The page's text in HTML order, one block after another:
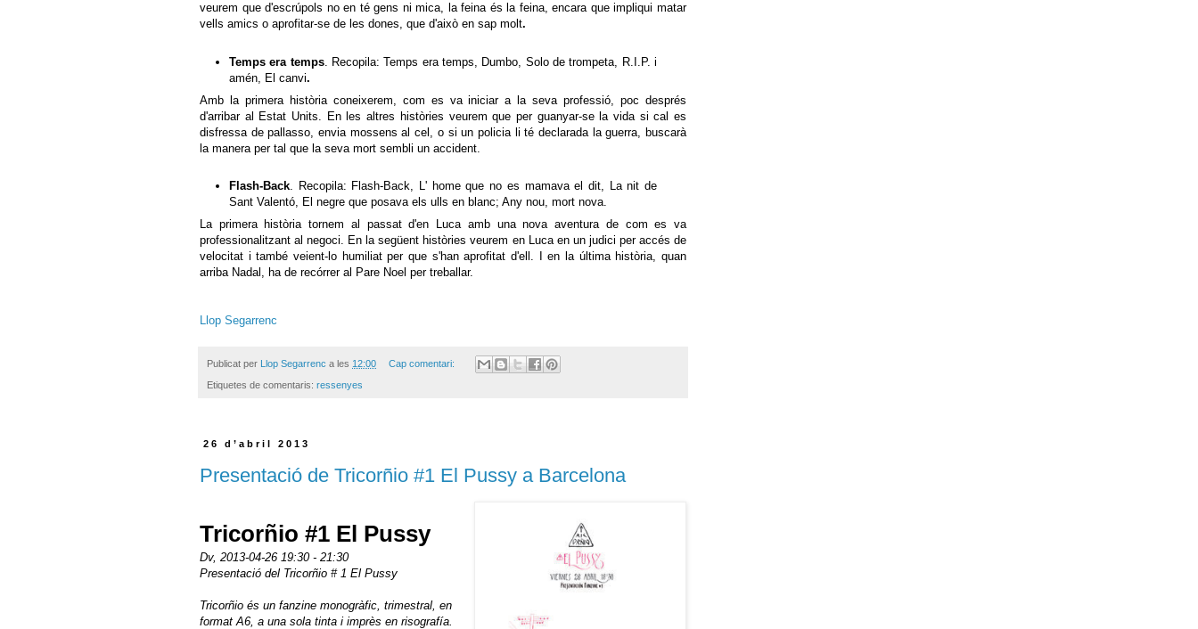
veurem que d'escrúpols no en té gens ni mica, la feina és la feina, encara que impliqui matar
vells amics o aprofitar-se de les dones, que d'això en sap molt.
Temps era temps. Recopila: Temps era temps, Dumbo, Solo de trompeta, R.I.P. i
amén, El canvi.
Amb la primera història coneixerem, com es va iniciar a la seva professió, poc després
d'arribar al Estat Units. En les altres històries veurem que per guanyar-se la vida si cal es
disfressa de pallasso, envia mossens al cel, o si un policia li té declarada la guerra, buscarà
la manera per tal que la seva mort sembli un accident.
Flash-Back. Recopila: Flash-Back, L' home que no es mamava el dit, La nit de
Sant Valentó, El negre que posava els ulls en blanc; Any nou, mort nova.
La primera història tornem al passat d'en Luca amb una nova aventura de com es va
professionalitzant al negoci. En la següent històries veurem en Luca en un judici per accés de
velocitat i també veient-lo humiliat per que s'han aprofitat d'ell. I en la última història, quan
arriba Nadal, ha de recórrer al Pare Noel per treballar.
Llop Segarrenc
Publicat per Llop Segarrenc a les 12:00 Cap comentari:
Etiquetes de comentaris: ressenyes
26 d’abril 2013
Presentació de Tricorñio #1 El Pussy a Barcelona
Tricorñio #1 El Pussy
Dv, 2013-04-26 19:30- 21:30
Presentació del Tricorñio # 1 El Pussy
Tricorñio és un fanzine monogràfic, trimestral, en
format A6, a una sola tinta i imprès en risografía.